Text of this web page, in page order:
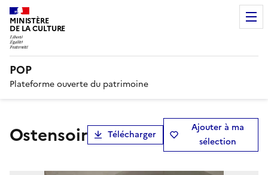
MINISTÈRE
DE LA CULTURE
POP
Plateforme ouverte du patrimoine
Ostensoir Télécharger
Ajouter à ma
sélection